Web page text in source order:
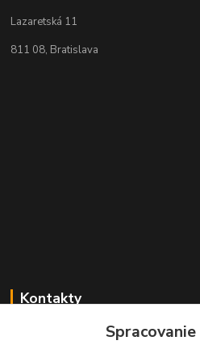
Lazaretská 11
811 08, Bratislava
Kontakty
+421 2 529 67 411